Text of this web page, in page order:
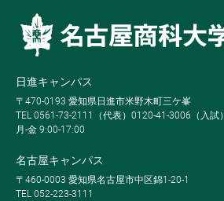
日進キャンパス
〒470-0193 愛知県日進市米野木町三ケ峯
TEL 0561-73-2111（代表）0120-41-3006（入試）
月-金 9:00-17:00
名古屋キャンパス
〒460-0003 愛知県名古屋市中区錦1-20-1
TEL 052-223-3111